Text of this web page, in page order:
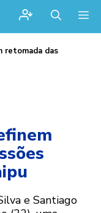
retomada das
e Santiago